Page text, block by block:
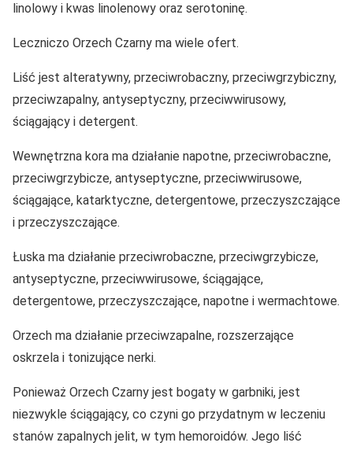
linolowy i kwas linolenowy oraz serotoninę.
Leczniczo Orzech Czarny ma wiele ofert.
Liść jest alteratywny, przeciwrobaczny, przeciwgrzybiczny,
przeciwzapalny, antyseptyczny, przeciwwirusowy,
ściągający i detergent.
Wewnętrzna kora ma działanie napotne, przeciwrobaczne,
przeciwgrzybicze, antyseptyczne, przeciwwirusowe,
ściągające, katarktyczne, detergentowe, przeczyszczające
i przeczyszczające.
Łuska ma działanie przeciwrobaczne, przeciwgrzybicze,
antyseptyczne, przeciwwirusowe, ściągające,
detergentowe, przeczyszczające, napotne i wermachtowe.
Orzech ma działanie przeciwzapalne, rozszerzające
oskrzela i tonizujące nerki.
Ponieważ Orzech Czarny jest bogaty w garbniki, jest
niezwykle ściągający, co czyni go przydatnym w leczeniu
stanów zapalnych jelit, w tym hemoroidów. Jego liść